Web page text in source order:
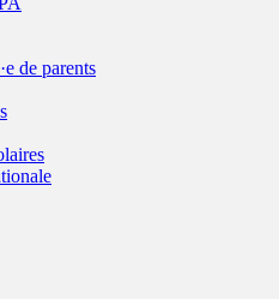
de parents